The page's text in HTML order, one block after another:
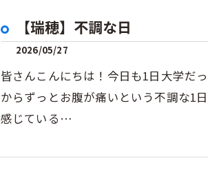
【瑞穂】不調な日
2026/05/27
皆さんこんにちは！今日も1日大学だ
からずっとお腹が痛いという不調な1
感じている…